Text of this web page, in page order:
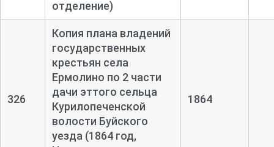
отделение)
326
Копия плана владений
государственных
крестьян села
Ермолино по 2 части
дачи эттого сельца
Курилопеченской
волости Буйского
уезда (1864 год,
1864